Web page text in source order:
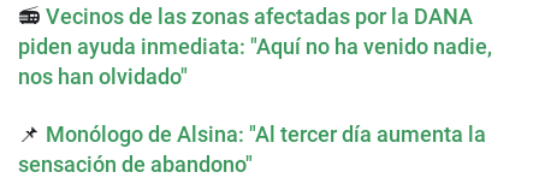
📻 Vecinos de las zonas afectadas por la DANA
piden ayuda inmediata: "Aquí no ha venido nadie,
nos han olvidado"
📌 Monólogo de Alsina: "Al tercer día aumenta la
sensación de abandono"